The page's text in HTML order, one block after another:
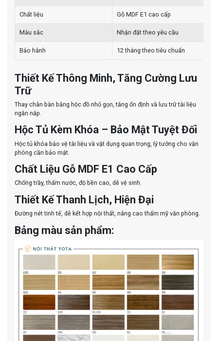
Chất liệu Gỗ MDF E1 cao cấp
Màu sắc Nhận đặt theo yêu cầu
Bảo hành 12 tháng theo tiêu chuẩn
Thiết Kế Thông Minh, Tăng Cường Lưu
Trữ
Thay chân bàn bằng hộc đồ nhỏ gọn, tăng ổn định và lưu trữ tài liệu
ngăn nắp.
Hộc Tủ Kèm Khóa – Bảo Mật Tuyệt Đối
Hộc tủ khóa bảo vệ tài liệu và vật dụng quan trọng, lý tưởng cho văn
phòng cần bảo mật.
Chất Liệu Gỗ MDF E1 Cao Cấp
Chống trầy, thấm nước, độ bền cao, dễ vệ sinh.
Thiết Kế Thanh Lịch, Hiện Đại
Đường nét tinh tế, dễ kết hợp nội thất, nâng cao thẩm mỹ văn phòng.
Bảng màu sản phẩm: